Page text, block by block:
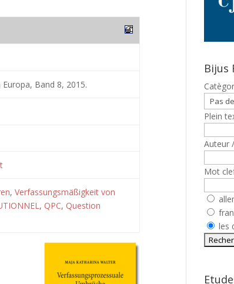
Band 8, 2015.
, Verfassungsmäßigkeit von
, QPC, Question
Bijus
Plein
Auteur
Mot
les